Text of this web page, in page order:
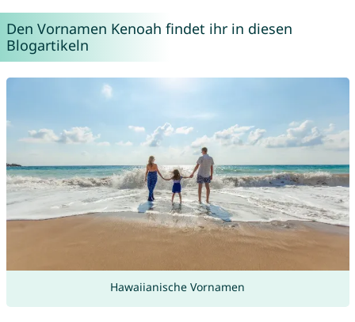
Den Vornamen Kenoah findet ihr in diesen
Blogartikeln
Hawaiianische Vornamen